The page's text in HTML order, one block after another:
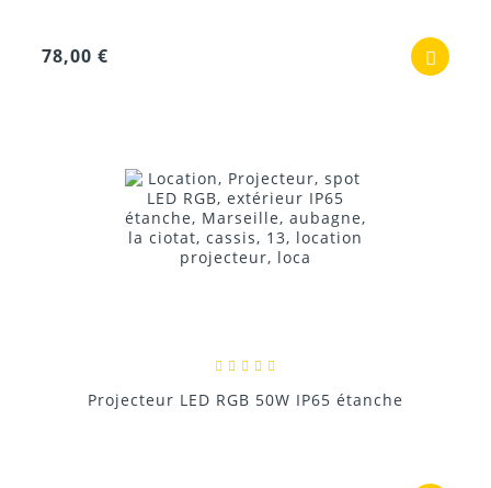
78,00 €
Projecteur LED RGB 50W IP65 étanche